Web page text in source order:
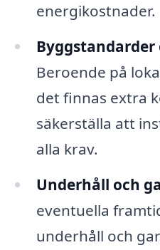
energikostnader.
Beroende på
det finnas extra
säkerställa att
alla krav.
Underhåll och
eventuella
underhåll och